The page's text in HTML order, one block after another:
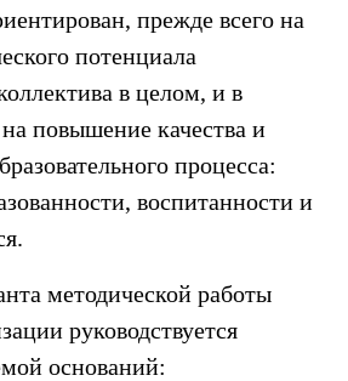
прежде всего на
потенциала
в целом, и в
повышение качества и
процесса:
воспитанности и
методической работы
руководствуется
оснований: